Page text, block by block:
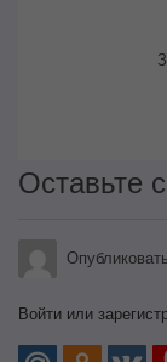
Оставьте
Войти или